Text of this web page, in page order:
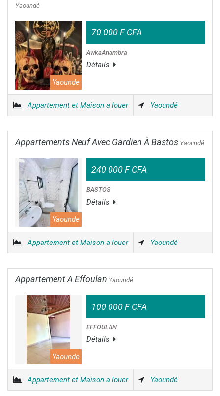
Yaoundé
Yaounde
70 000 F CFA
AwkaAnambra
Détails
Appartement et Maison a louer Yaoundé
Appartements Neuf Avec Gardien À Bastos Yaoundé
Yaounde
240 000 F CFA
BASTOS
Détails
Appartement et Maison a louer Yaoundé
Appartement A Effoulan Yaoundé
Yaounde
100 000 F CFA
EFFOULAN
Détails
Appartement et Maison a louer Yaoundé